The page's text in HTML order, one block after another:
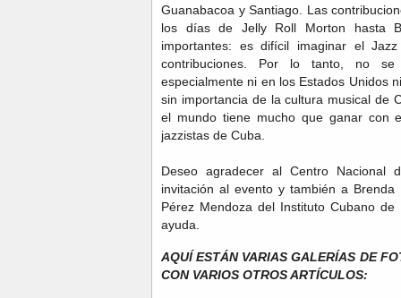
Guanabacoa y Santiago. Las
los días de Jelly Roll Morton hasta
importantes: es difícil imaginar el
contribuciones. Por lo tanto, no
especialmente ni en los Estados Unidos
sin importancia de la cultura musical de
el mundo tiene mucho que ganar con
jazzistas de Cuba.
Deseo agradecer al Centro Nacional
invitación al evento y también a
Pérez Mendoza del Instituto Cubano
ayuda.
AQUÍ ESTÁN VARIAS GALERÍAS DE
CON VARIOS OTROS ARTÍCULOS: